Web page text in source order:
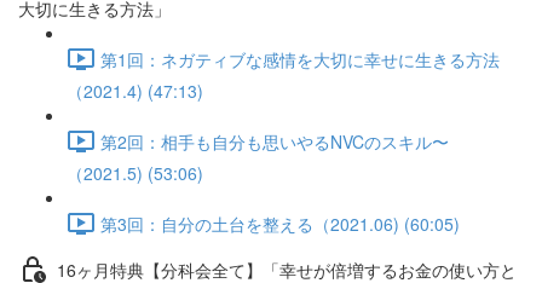
大切に生きる方法」
第1回：ネガティブな感情を大切に幸せに生きる方法
（2021.4) (47:13)
第2回：相手も自分も思いやるNVCのスキル〜
（2021.5) (53:06)
第3回：自分の土台を整える（2021.06) (60:05)
16ヶ月特典【分科会全て】「幸せが倍増するお金の使い方と